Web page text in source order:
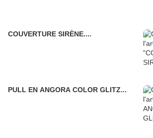
COUVERTURE SIRÈNE....
PULL EN ANGORA COLOR GLITZ...